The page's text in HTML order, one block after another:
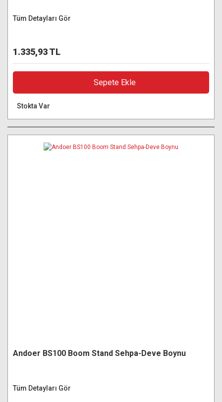
Tüm Detayları Gör
1.335,93 TL
Sepete Ekle
Stokta Var
Andoer BS100 Boom Stand Sehpa-Deve Boynu
Tüm Detayları Gör